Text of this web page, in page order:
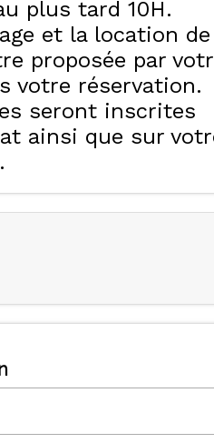
plus tard 10H
et la location de
proposée par
votre réservation.
seront inscrites
ainsi que sur